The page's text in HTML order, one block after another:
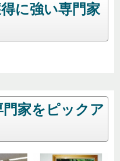
に強い専門家
家をピックア